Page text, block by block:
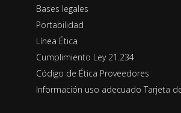
Bases legales
Portabilidad
Línea Ética
Cumplimiento Ley 21.234
Código de Ética Proveedores
Información uso adecuado Tarjeta